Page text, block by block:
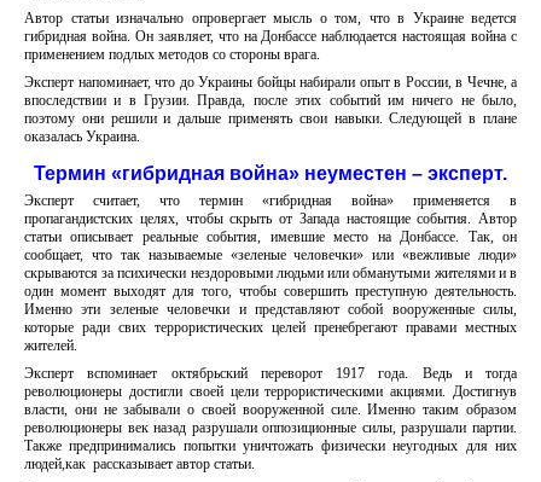
Автор статьи изначально опровергает мысль о том, что в Украине ведется
гибридная война. Он заявляет, что на Донбассе наблюдается настоящая война с
применением подлых методов со стороны врага.
Эксперт напоминает, что до Украины бойцы набирали опыт в России, в Чечне, а
впоследствии и в Грузии. Правда, после этих событий им ничего не было,
поэтому они решили и дальше применять свои навыки. Следующей в плане
оказалась Украина.
Термин «гибридная война» неуместен – эксперт.
Эксперт считает, что термин «гибридная война» применяется в
пропагандистских целях, чтобы скрыть от Запада настоящие события. Автор
статьи описывает реальные события, имевшие место на Донбассе. Так, он
сообщает, что так называемые «зеленые человечки» или «вежливые люди»
скрываются за психически нездоровыми людьми или обманутыми жителями и в
один момент выходят для того, чтобы совершить преступную деятельность.
Именно эти зеленые человечки и представляют собой вооруженные силы,
которые ради свих террористических целей пренебрегают правами местных
жителей.
Эксперт вспоминает октябрьский переворот 1917 года. Ведь и тогда
революционеры достигли своей цели террористическими акциями. Достигнув
власти, они не забывали о своей вооруженной силе. Именно таким образом
революционеры век назад разрушали оппозиционные силы, разрушали партии.
Также предпринимались попытки уничтожать физически неугодных для них
людей,как рассказывает автор статьи.